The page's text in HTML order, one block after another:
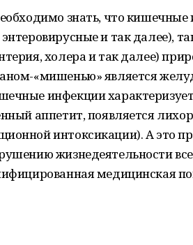
знать, что
и так далее),
холера и так далее)
«мишенью» является
инфекции
аппетит, появляется
интоксикации). А это
жизнедеятельности
медицинская